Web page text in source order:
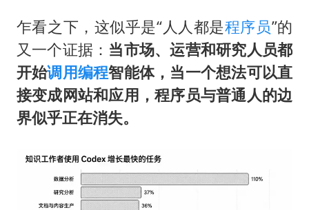
乍看之下，这似乎是“人人都是程序员”的
又一个证据： 当市场、运营和研究人员都
开始调用编程智能体，当一个想法可以直
接变成网站和应用，程序员与普通人的边
界似乎正在消失。